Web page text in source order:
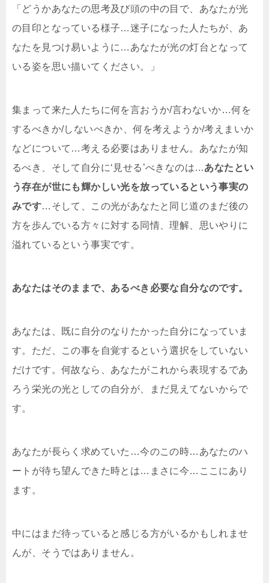
「どうかあなたの思考及び頭の中の目で、あなたが光
の目印となっている様子…迷子になった人たちが、あ
なたを見つけ易いように…あなたが光の灯台となって
いる姿を思い描いてください。」
集まって来た人たちに何を言おうか/言わないか…何を
するべきか/しないべきか、何を考えようか/考えまいか
などについて…考える必要はありません。あなたが知
るべき、そして自分に‘見せる’べきなのは…あなたとい
う存在が世にも輝かしい光を放っているという事実の
みです…そして、この光があなたと同じ道のまだ後の
方を歩んでいる方々に対する同情、理解、思いやりに
溢れているという事実です。
あなたはそのままで、あるべき必要な自分なのです。
あなたは、既に自分のなりたかった自分になっていま
す。ただ、この事を自覚するという選択をしていない
だけです。何故なら、あなたがこれから表現するであ
ろう栄光の光としての自分が、まだ見えてないからで
す。
あなたが長らく求めていた…今のこの時…あなたのハ
ートが待ち望んできた時とは…まさに今…ここにあり
ます。
中にはまだ待っていると感じる方がいるかもしれませ
んが、そうではありません。